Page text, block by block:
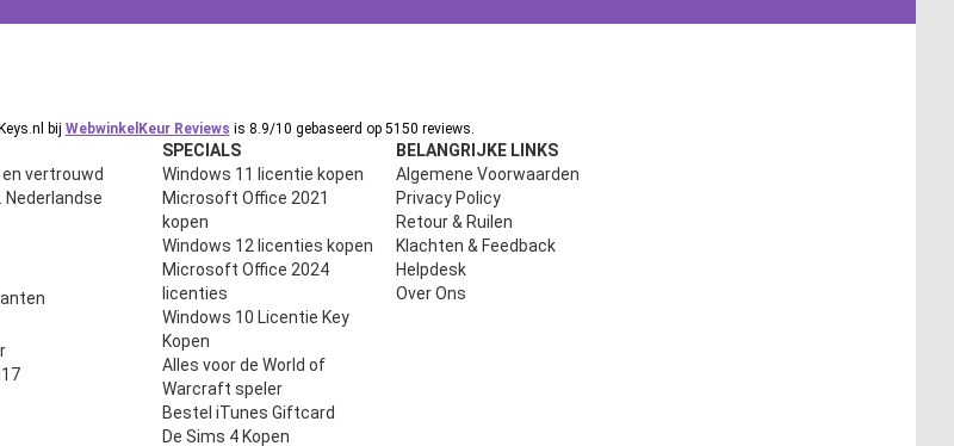
bij WebwinkelKeur Reviews is 8.9/10 gebaseerd op 5150 reviews.
vertrouwd
Nederlandse
SPECIALS
Windows 11 licentie kopen
Microsoft Office 2021
kopen
Windows 12 licenties kopen
Microsoft Office 2024
licenties
Windows 10 Licentie Key
Kopen
Alles voor de World of
Warcraft speler
Bestel iTunes Giftcard
De Sims 4 Kopen
BELANGRIJKE LINKS
Algemene Voorwaarden
Privacy Policy
Retour & Ruilen
Klachten & Feedback
Helpdesk
Over Ons